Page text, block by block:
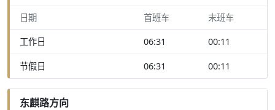
日期 首班车 末班车
工作日 06:31 00:11
节假日 06:31 00:11
东麒路方向